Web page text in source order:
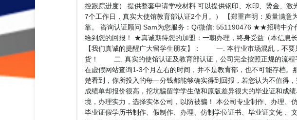
控跟踪进度） 提供整套申请学校材料 可以提供钢印、水印、烫金、
7个工作日，真实大使馆教育部认证2个月。） 【郑重声明：质量满
靠。 咨询认证顾问 Sam为您服务：Q/微信: 551190476 ★★招聘中介
给到您的回报！ ★真诚期待您的加盟：一朝办理，终身受益（本信息
【我们真诚的提醒广大留学生朋友】： 一. 本行业市场混乱，不要
货！ 二. 真实的使馆认证及教育部认证，公司完全按照正规的流程
在虚假网站查询1-3个月左右的时间，并不是教育部，也不可能存档
楚看到，你所投入的每一分钱都能够确实得到回报，若您认为不值得
成绩单却报价很高，挖坑骗留学学生做和原版差异很大的毕业证和成
境，办理实力，选择实体公司，以防被骗！ 本公司专业制作、办理
毕业证假学历书制作、假制作、办理、仿制学位证书、毕业证文凭 、